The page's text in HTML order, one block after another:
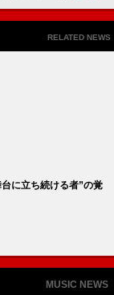
RELATED NEWS
に立ち続ける者”の覚
MUSIC NEWS